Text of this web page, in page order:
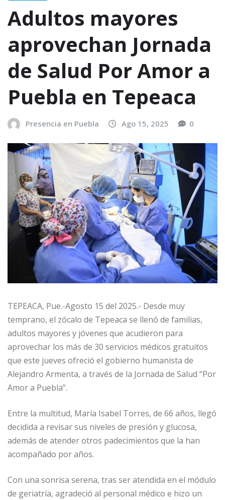
Adultos mayores
aprovechan Jornada
de Salud Por Amor a
Puebla en Tepeaca
Presencia en Puebla Ago 15, 2025 0
TEPEACA, Pue.-Agosto 15 del 2025.- Desde muy
temprano, el zócalo de Tepeaca se llenó de familias,
adultos mayores y jóvenes que acudieron para
aprovechar los más de 30 servicios médicos gratuitos
que este jueves ofreció el gobierno humanista de
Alejandro Armenta, a través de la Jornada de Salud “Por
Amor a Puebla”.
Entre la multitud, María Isabel Torres, de 66 años, llegó
decidida a revisar sus niveles de presión y glucosa,
además de atender otros padecimientos que la han
acompañado por años.
Con una sonrisa serena, tras ser atendida en el módulo
de geriatría, agradeció al personal médico e hizo un